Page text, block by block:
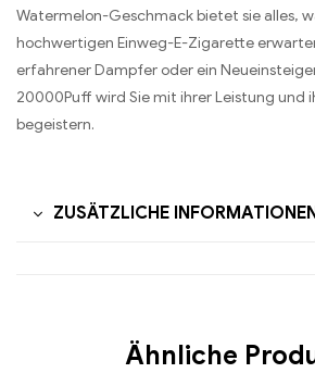
Watermelon-Geschmack bietet sie alles,
hochwertigen Einweg-E-Zigarette
erfahrener Dampfer oder ein
20000Puff wird Sie mit ihrer Leistung und
begeistern.
ZUSÄTZLICHE
Ähnliche